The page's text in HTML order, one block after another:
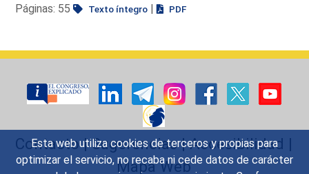
Esta web utiliza cookies de terceros y propias para
optimizar el servicio, no recaba ni cede datos de carácter
Páginas: 55
Texto íntegro | PDF
Contacto|Sugerencias|Accesibilidad |
Mapa Web